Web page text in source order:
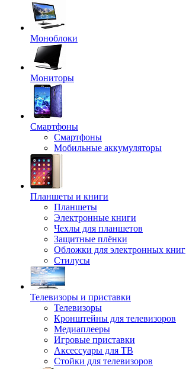
Моноблоки
Мониторы
Смартфоны
Смартфоны
Мобильные аккумуляторы
Планшеты и книги
Планшеты
Электронные книги
Чехлы для планшетов
Защитные плёнки
Обложки для электронных книг
Стилусы
Телевизоры и приставки
Телевизоры
Кронштейны для телевизоров
Медиаплееры
Игровые приставки
Аксессуары для ТВ
Стойки для телевизоров